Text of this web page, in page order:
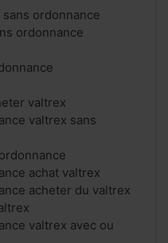
ordonnance
ordonnance
valtrex
valtrex sans
achat valtrex
acheter du valtrex
valtrex avec ou